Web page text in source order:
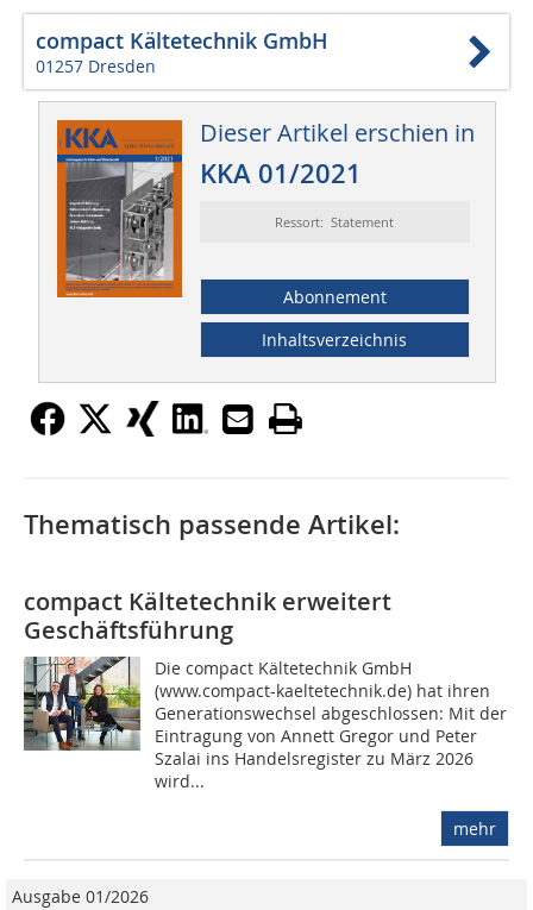
compact Kältetechnik GmbH
01257 Dresden
Dieser Artikel erschien in
KKA 01/2021
Ressort: Statement
Abonnement
Inhaltsverzeichnis
Thematisch passende Artikel:
compact Kältetechnik erweitert
Geschäftsführung
Die compact Kältetechnik GmbH
(www.compact-kaeltetechnik.de) hat ihren
Generationswechsel abgeschlossen: Mit der
Eintragung von Annett Gregor und Peter
Szalai ins Handelsregister zu März 2026
wird...
mehr
Ausgabe 01/2026